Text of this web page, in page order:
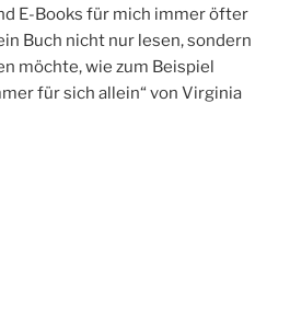
E-Books für mich immer öfter
Buch nicht nur lesen, sondern
möchte, wie zum Beispiel
für sich allein“ von Virginia